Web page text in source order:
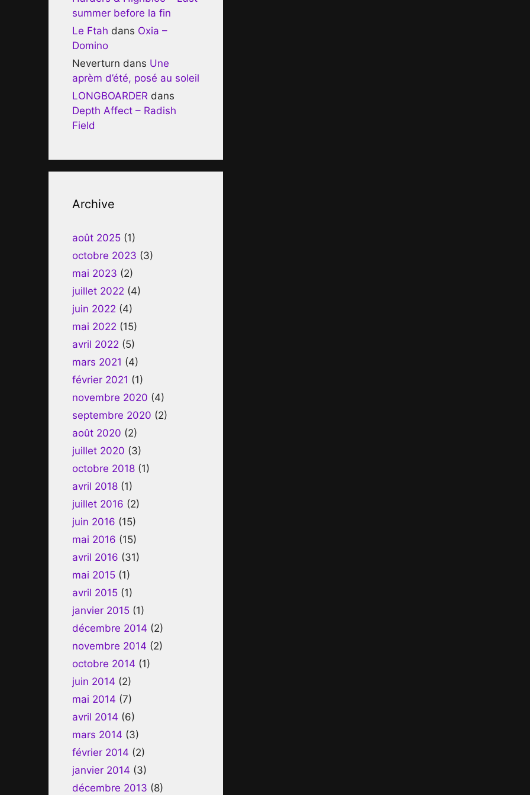
summer before la fin
Le Ftah dans Oxia –
Domino
Neverturn dans Une
aprèm d’été, posé au soleil
LONGBOARDER dans
Depth Affect – Radish
Field
Archive
août 2025 (1)
octobre 2023 (3)
mai 2023 (2)
juillet 2022 (4)
juin 2022 (4)
mai 2022 (15)
avril 2022 (5)
mars 2021 (4)
février 2021 (1)
novembre 2020 (4)
septembre 2020 (2)
août 2020 (2)
juillet 2020 (3)
octobre 2018 (1)
avril 2018 (1)
juillet 2016 (2)
juin 2016 (15)
mai 2016 (15)
avril 2016 (31)
mai 2015 (1)
avril 2015 (1)
janvier 2015 (1)
décembre 2014 (2)
novembre 2014 (2)
octobre 2014 (1)
juin 2014 (2)
mai 2014 (7)
avril 2014 (6)
mars 2014 (3)
février 2014 (2)
janvier 2014 (3)
décembre 2013 (8)